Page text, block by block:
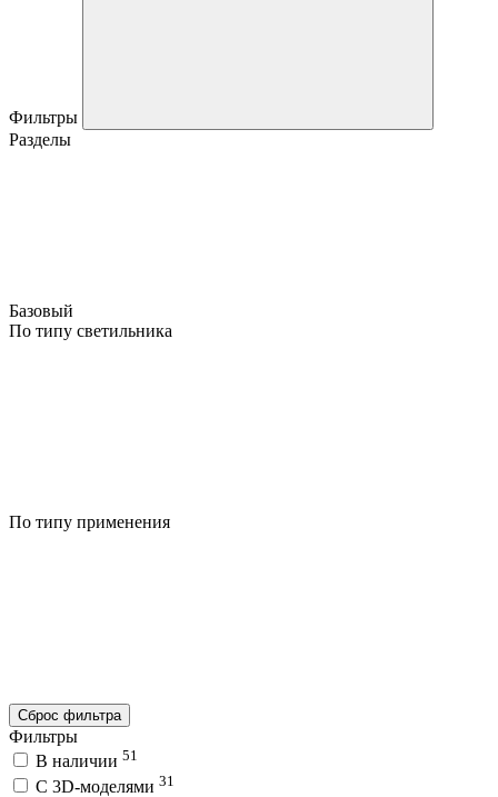
Фильтры
Разделы
Базовый
По типу светильника
По типу применения
Сброс фильтра
Фильтры
В наличии 51
C 3D-моделями 31